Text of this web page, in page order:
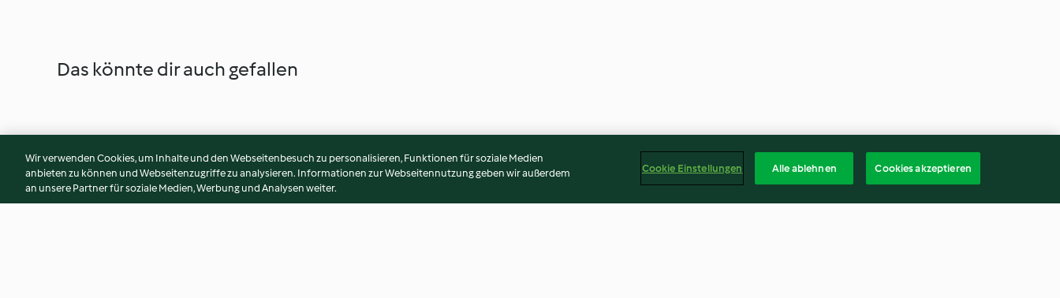
Das könnte dir auch gefallen
Wir verwenden Cookies, um Inhalte und den Webseitenbesuch zu personalisieren, Funktionen für soziale Medien
anbieten zu können und Webseitenzugriffe zu analysieren. Informationen zur Webseitennutzung geben wir außerdem
an unsere Partner für soziale Medien, Werbung und Analysen weiter.
Cookie Einstellungen Alle ablehnen Cookies akzeptieren